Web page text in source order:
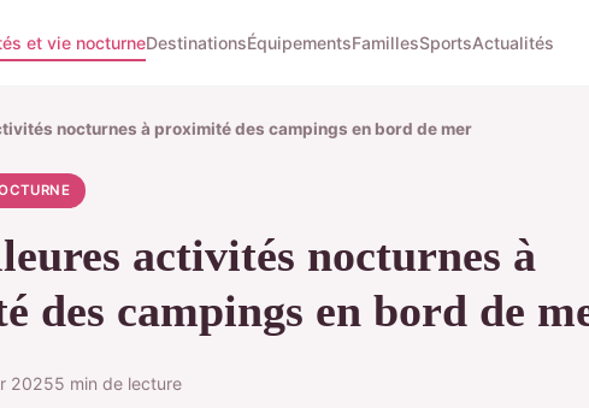
et vie nocturneDestinationsÉquipementsFamillesSportsActualités
nocturnes à proximité des campings en bord de mer
activités nocturnes à
des campings en bord de
20255 min de lecture